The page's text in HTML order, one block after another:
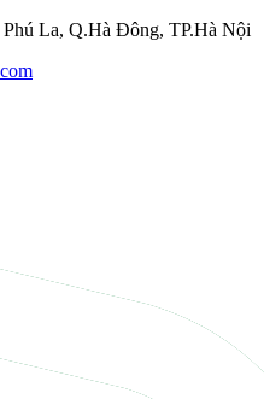
La, Q.Hà Đông, TP.Hà Nội